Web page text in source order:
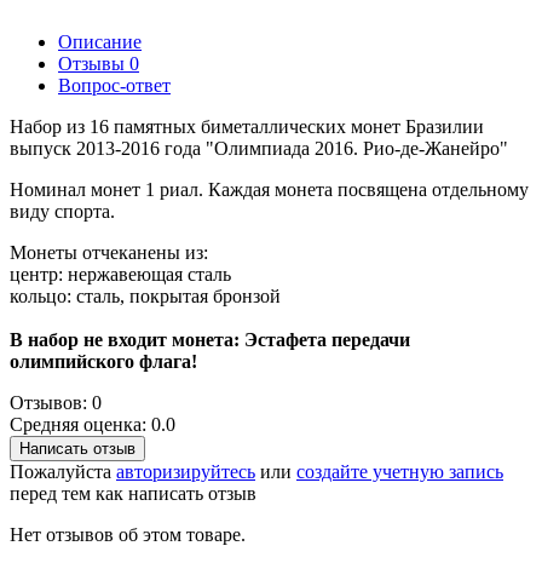
Описание
Отзывы 0
Вопрос-ответ
Набор из 16 памятных биметаллических монет Бразилии
выпуск 2013-2016 года "Олимпиада 2016. Рио-де-Жанейро"
Номинал монет 1 риал. Каждая монета посвящена отдельному
виду спорта.
Монеты отчеканены из:
центр: нержавеющая сталь
кольцо: сталь, покрытая бронзой
В набор не входит монета: Эстафета передачи
олимпийского флага!
Отзывов: 0
Средняя оценка: 0.0
Написать отзыв
Пожалуйста авторизируйтесь или создайте учетную запись
перед тем как написать отзыв
Нет отзывов об этом товаре.